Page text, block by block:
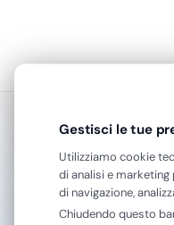
soccorso
La busta di ghiaccio
istantaneo è un presidio
pratico perché non
richiede corrente, celle
RASSEGNA STAMPA
Parlano di noi
“Gevenit presenta
esperienza e servizi
Gestisci le tue
Utilizziamo cookie
di analisi e
di navigazione,
mostrarti contenuti e
Chiudendo questo